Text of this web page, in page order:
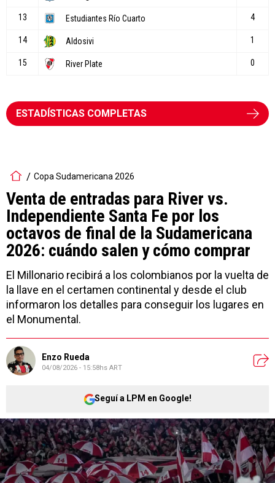
ESTADÍSTICAS COMPLETAS
Copa Sudamericana 2026
Venta de entradas para River vs.
Independiente Santa Fe por los
octavos de final de la Sudamericana
2026: cuándo salen y cómo comprar
El Millonario recibirá a los colombianos por la vuelta de
la llave en el certamen continental y desde el club
informaron los detalles para conseguir los lugares en
el Monumental.
Enzo Rueda
04/08/2026 - 15:58hs ART
Seguí a LPM en Google!